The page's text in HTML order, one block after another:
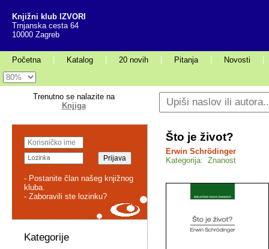
Knjižni klub IZVORI
Trnjanska cesta 64
10000 Zagreb
Početna Katalog 20 novih Pitanja Novosti
Trenutno se nalazite na
Knjiga
- Postanite član našeg knjižnog
kluba.
- Zaboravili ste lozinku?
Kategorije
Što je život?
Erwin Schrödinger
Kategorija: Znanost